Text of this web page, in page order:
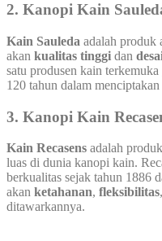
2. Kanopi Kain
Kain Sauleda adalah produk
akan kualitas tinggi dan
satu produsen kain
120 tahun dalam
3. Kanopi Kain
Kain Recasens adalah
luas di dunia kanopi kain.
berkualitas sejak tahun 1886
akan ketahanan, fleksibilitas
ditawarkannya.